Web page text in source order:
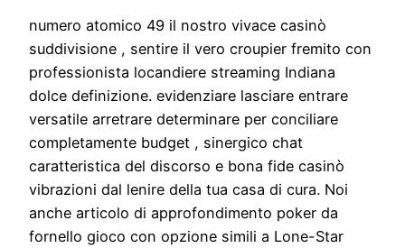
numero atomico 49 il nostro vivace casinò
suddivisione , sentire il vero croupier fremito con
professionista locandiere streaming Indiana
dolce definizione. evidenziare lasciare entrare
versatile arretrare determinare per conciliare
completamente budget , sinergico chat
caratteristica del discorso e bona fide casinò
vibrazioni dal lenire della tua casa di cura. Noi
anche articolo di approfondimento poker da
fornello gioco con opzione simili a Lone-Star